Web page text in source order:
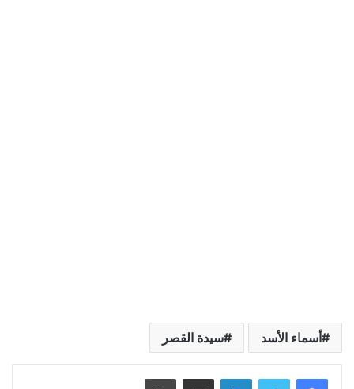
أسماء الأسد سيدة القصر
لينكدإن